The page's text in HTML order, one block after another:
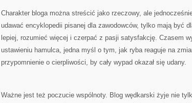
Charakter bloga można streścić jako rzeczowy, ale
udawać encyklopedii pisanej dla zawodowców, tylko mają być
lepiej, rozumieć więcej i czerpać z pasji satysfakcję. Czasem
ustawieniu hamulca, jedna myśl o tym, jak ryba reaguje na
przypomnienie o cierpliwości, by cały wypad okazał się udany.
Ważne jest też poczucie wspólnoty. Blog wędkarski żyje nie